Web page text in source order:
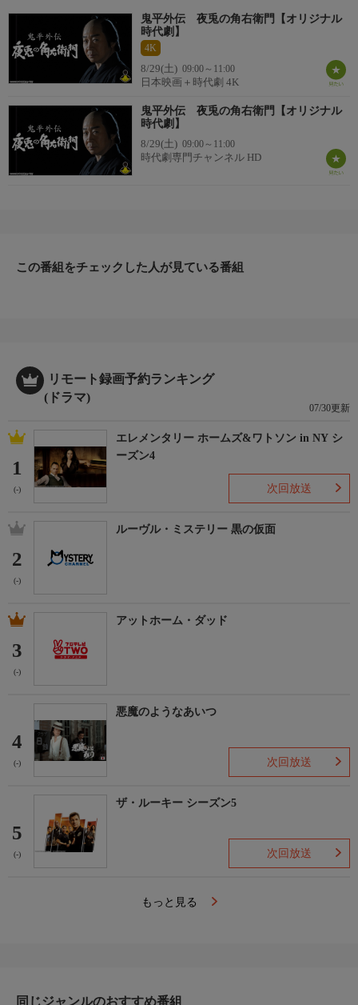
番組詳細内容2
この夜兎の掟を守ってきた角右衛門は、一度もお縄をかけられた
ことがない。それ故、先代同様に畳の上で往生できるものと思っ
う（荻野目慶子）の姿に心打たれた角右衛門は、料理屋でおこう
に鰻をふるまう。おこうには片腕がなかった。聞けば、七年前に
奉公していた駿河の紙問屋で、押し入った盗賊の手下のひとりに
斬り落とされたという。角右衛門はわが耳を疑った。あのお盗め
は…。
鬼平外伝 夜兎の角右衛門【オリジナル
時代劇】
4K
8/29(土) 09:00～11:00
日本映画＋時代劇 4K
鬼平外伝 夜兎の角右衛門【オリジナル
時代劇】
8/29(土) 09:00～11:00
時代劇専門チャンネル HD
この番組をチェックした人が見ている番組
リモート録画予約ランキング
(ドラマ)
07/30更新
1
(-)
エレメンタリー ホームズ&ワトソン in NY シ
ーズン4
次回放送
2
(-)
ルーヴル・ミステリー 黒の仮面
3
(-)
アットホーム・ダッド
4
(-)
悪魔のようなあいつ
次回放送
5
(-)
ザ・ルーキー シーズン5
次回放送
もっと見る
同じジャンルのおすすめ番組